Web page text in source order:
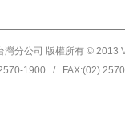
灣分公司 版權所有 © 2013
1900 / FAX:(02)